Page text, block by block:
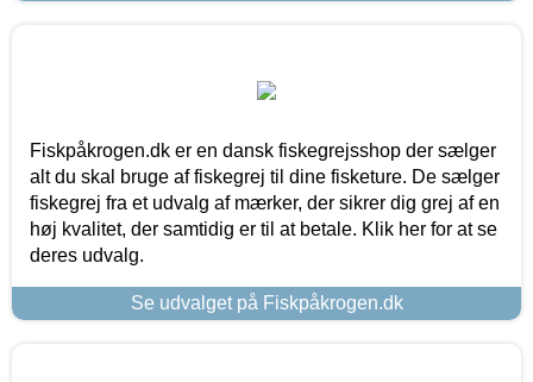
Fiskpåkrogen.dk er en dansk fiskegrejsshop der sælger
alt du skal bruge af fiskegrej til dine fisketure. De sælger
fiskegrej fra et udvalg af mærker, der sikrer dig grej af en
høj kvalitet, der samtidig er til at betale. Klik her for at se
deres udvalg.
Se udvalget på Fiskpåkrogen.dk